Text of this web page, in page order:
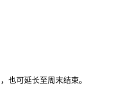
也可延长至周末结束。